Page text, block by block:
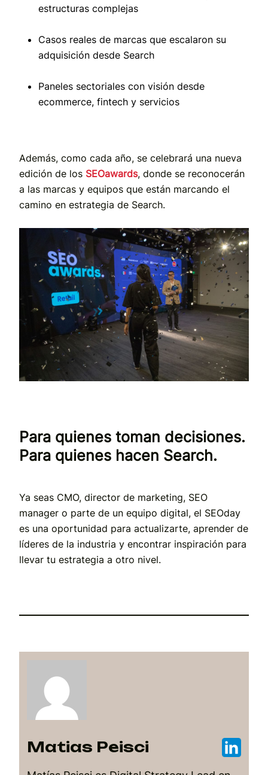
estructuras complejas
Casos reales de marcas que escalaron su
adquisición desde Search
Paneles sectoriales con visión desde
ecommerce, fintech y servicios
Además, como cada año, se celebrará una nueva
edición de los SEOawards, donde se reconocerán
a las marcas y equipos que están marcando el
camino en estrategia de Search.
Para quienes toman decisiones.
Para quienes hacen Search.
Ya seas CMO, director de marketing, SEO
manager o parte de un equipo digital, el SEOday
es una oportunidad para actualizarte, aprender de
líderes de la industria y encontrar inspiración para
llevar tu estrategia a otro nivel.
Matias Peisci